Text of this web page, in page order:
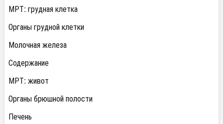
МРТ: грудная клетка
Органы грудной клетки
Молочная железа
Содержание
МРТ: живот
Органы брюшной полости
Печень